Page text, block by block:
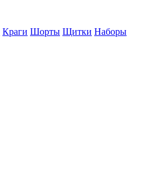
Краги Шорты Щитки Наборы